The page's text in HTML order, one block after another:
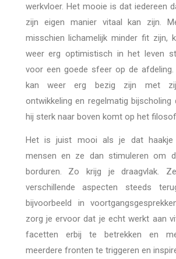
werkvloer. Het mooie is dat iedereen
zijn eigen manier vitaal kan zijn.
misschien lichamelijk minder fit zijn,
weer erg optimistisch in het leven
voor een goede sfeer op de afdeling.
kan weer erg bezig zijn met
ontwikkeling en regelmatig bijscholing
hij sterk naar boven komt op het
Het is juist mooi als je dat haakje
mensen en ze dan stimuleren om
borduren. Zo krijg je draagvlak.
verschillende aspecten steeds
bijvoorbeeld in
zorg je ervoor dat je echt werkt aan
facetten erbij te betrekken en
meerdere fronten te triggeren en